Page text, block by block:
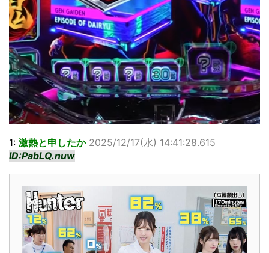
1: 激熱と申したか 2025/12/17(水) 14:41:28.615
ID:PabLQ.nuw